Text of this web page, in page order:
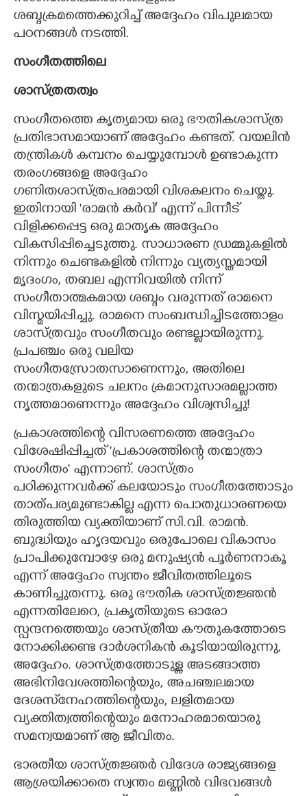
ശബ്ദക്രമത്തെക്കുറിച്ച് അദ്ദേഹം വിപുലമായ
പഠനങ്ങൾ നടത്തി.
സംഗീതത്തിലെ
ശാസ്ത്രതത്വം
സംഗീതത്തെ കൃത്യമായ ഒരു ഭൗതികശാസ്ത്ര
പ്രതിഭാസമായാണ് അദ്ദേഹം കണ്ടത്. വയലിൻ
തന്ത്രികൾ കമ്പനം ചെയ്യുമ്പോൾ ഉണ്ടാകുന്ന
തരംഗങ്ങളെ അദ്ദേഹം
ഗണിതശാസ്ത്രപരമായി വിശകലനം ചെയ്തു.
ഇതിനായി 'രാമൻ കർവ്" എന്ന് പിന്നീട്
വിളിക്കപ്പെട്ട ഒരു മാതൃക അദ്ദേഹം
വികസിപ്പിച്ചെടുത്തു. സാധാരണ ഡ്രമ്മുകളിൽ
നിന്നും ചെണ്ടകളിൽ നിന്നും വ്യത്യസ്തമായി
മൃദംഗം, തബല എന്നിവയിൽ നിന്ന്
സംഗീതാത്മകമായ ശബ്ദം വരുന്നത് രാമനെ
വിസ്മയിപ്പിച്ചു. രാമനെ സംബന്ധിച്ചിടത്തോളം
ശാസ്ത്രവും സംഗീതവും രണ്ടല്ലായിരുന്നു.
പ്രപഞ്ചം ഒരു വലിയ
സംഗീതസ്രോതസാണെന്നും,​ അതിലെ
തന്മാത്രകളുടെ ചലനം ക്രമാനുസാരമല്ലാത്ത
നൃത്തമാണെന്നും അദ്ദേഹം വിശ്വസിച്ചു!
പ്രകാശത്തിന്റെ വിസരണത്തെ അദ്ദേഹം
വിശേഷിപ്പിച്ചത് 'പ്രകാശത്തിന്റെ തന്മാത്രാ
സംഗീതം" എന്നാണ്. ശാസ്ത്രം
പഠിക്കുന്നവർക്ക് കലയോടും സംഗീതത്തോടും
താത്പര്യമുണ്ടാകില്ല എന്ന പൊതുധാരണയെ
തിരുത്തിയ വ്യക്തിയാണ് സി.വി. രാമൻ.
ബുദ്ധിയും ഹൃദയവും ഒരുപോലെ വികാസം
പ്രാപിക്കുമ്പോഴേ ഒരു മനുഷ്യൻ പൂർണനാകൂ
എന്ന് അദ്ദേഹം സ്വന്തം ജീവിതത്തിലൂടെ
കാണിച്ചുതന്നു. ഒരു ഭൗതിക ശാസ്ത്രജ്ഞൻ
എന്നതിലേറെ, പ്രകൃതിയുടെ ഓരോ
സ്പന്ദനത്തെയും ശാസ്ത്രീയ കൗതുകത്തോടെ
നോക്കിക്കണ്ട ദാർശനികൻ കൂടിയായിരുന്നു,​
അദ്ദേഹം. ശാസ്ത്രത്തോടുള്ള അടങ്ങാത്ത
അഭിനിവേശത്തിന്റെയും,​ അചഞ്ചലമായ
ദേശസ്‌നേഹത്തിന്റെയും, ലളിതമായ
വ്യക്തിത്വത്തിന്റെയും മനോഹരമായൊരു
സമന്വയമാണ് ആ ജീവിതം.
ഭാരതീയ ശാസ്ത്രജ്ഞർ വിദേശ രാജ്യങ്ങളെ
ആശ്രയിക്കാതെ സ്വന്തം മണ്ണിൽ വിഭവങ്ങൾ